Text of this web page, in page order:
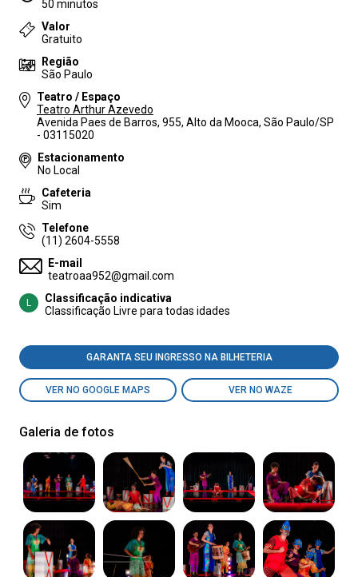
50 minutos
Valor
Gratuito
Região
São Paulo
Teatro / Espaço
Teatro Arthur Azevedo
Avenida Paes de Barros, 955, Alto da Mooca, São Paulo/SP
- 03115020
Estacionamento
No Local
Cafeteria
Sim
Telefone
(11) 2604-5558
E-mail
teatroaa952@gmail.com
L
Classificação indicativa
Classificação Livre para todas idades
GARANTA SEU INGRESSO NA BILHETERIA
VER NO GOOGLE MAPS VER NO WAZE
Galeria de fotos